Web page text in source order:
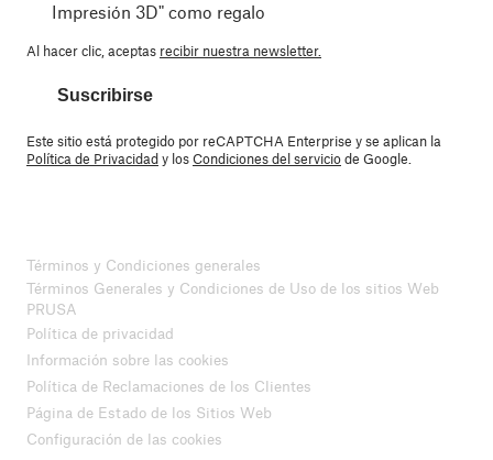
Impresión 3D" como regalo
Al hacer clic, aceptas recibir nuestra newsletter.
Suscribirse
Este sitio está protegido por reCAPTCHA Enterprise y se aplican la
Política de Privacidady losCondiciones del serviciode Google.
Términos y Condiciones generales
Términos Generales y Condiciones de Uso de los sitios Web
PRUSA
Política de privacidad
Información sobre las cookies
Política de Reclamaciones de los Clientes
Página de Estado de los Sitios Web
Configuración de las cookies